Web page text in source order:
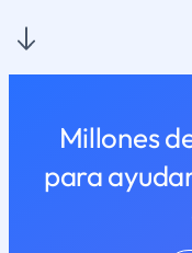
Millones
para